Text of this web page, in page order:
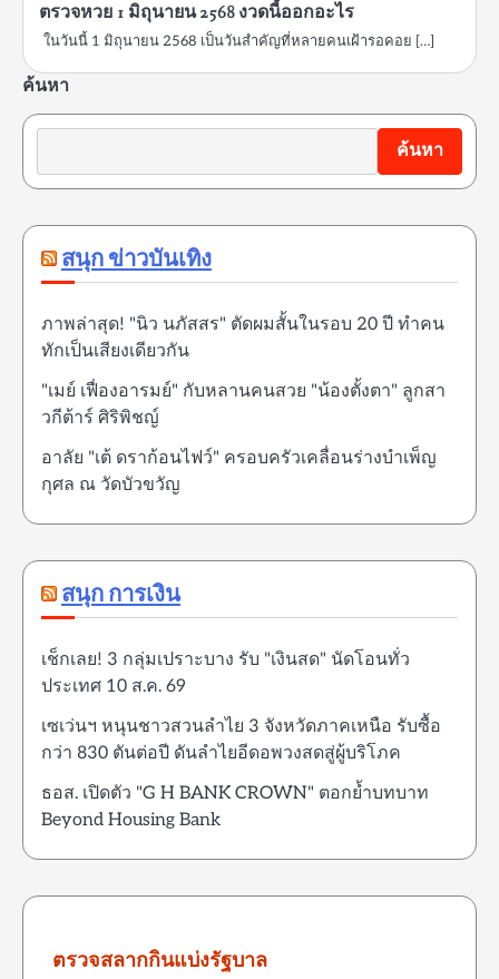
ตรวจหวย 1 มิถุนายน 2568 งวดนี้ออกอะไร
ในวันนี้ 1 มิถุนายน 2568 เป็นวันสำคัญที่หลายคนเฝ้ารอคอย […]
ค้นหา
ค้นหา
สนุก ข่าวบันเทิง
ภาพล่าสุด! "นิว นภัสสร" ตัดผมสั้นในรอบ 20 ปี ทำคน
ทักเป็นเสียงเดียวกัน
"เมย์ เฟื่องอารมย์" กับหลานคนสวย "น้องตั้งตา" ลูกสา
วกีต้าร์ ศิริพิชญ์
อาลัย "เต้ ดราก้อนไฟว์" ครอบครัวเคลื่อนร่างบำเพ็ญ
กุศล ณ วัดบัวขวัญ
สนุก การเงิน
เช็กเลย! 3 กลุ่มเปราะบาง รับ "เงินสด" นัดโอนทั่ว
ประเทศ 10 ส.ค. 69
เซเว่นฯ หนุนชาวสวนลำไย 3 จังหวัดภาคเหนือ รับซื้อ
กว่า 830 ตันต่อปี ดันลำไยอีดอพวงสดสู่ผู้บริโภค
ธอส. เปิดตัว "G H BANK CROWN" ตอกย้ำบทบาท
Beyond Housing Bank